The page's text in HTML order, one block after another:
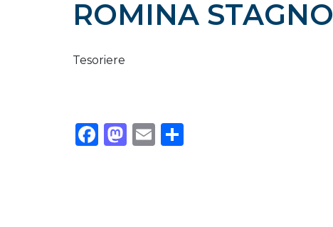
ROMINA STAGNO
Tesoriere
Facebook
Mastodon
Email